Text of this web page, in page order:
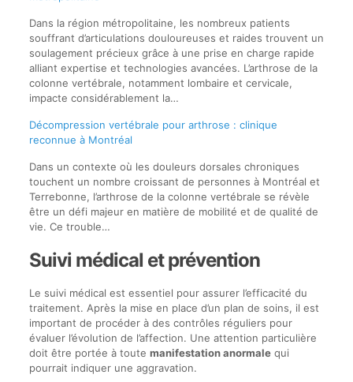
Dans la région métropolitaine, les nombreux patients
souffrant d’articulations douloureuses et raides trouvent un
soulagement précieux grâce à une prise en charge rapide
alliant expertise et technologies avancées. L’arthrose de la
colonne vertébrale, notamment lombaire et cervicale,
impacte considérablement la…
Décompression vertébrale pour arthrose : clinique
reconnue à Montréal
Dans un contexte où les douleurs dorsales chroniques
touchent un nombre croissant de personnes à Montréal et
Terrebonne, l’arthrose de la colonne vertébrale se révèle
être un défi majeur en matière de mobilité et de qualité de
vie. Ce trouble…
Suivi médical et prévention
Le suivi médical est essentiel pour assurer l’efficacité du
traitement. Après la mise en place d’un plan de soins, il est
important de procéder à des contrôles réguliers pour
évaluer l’évolution de l’affection. Une attention particulière
doit être portée à toute manifestation anormalequi
pourrait indiquer une aggravation.